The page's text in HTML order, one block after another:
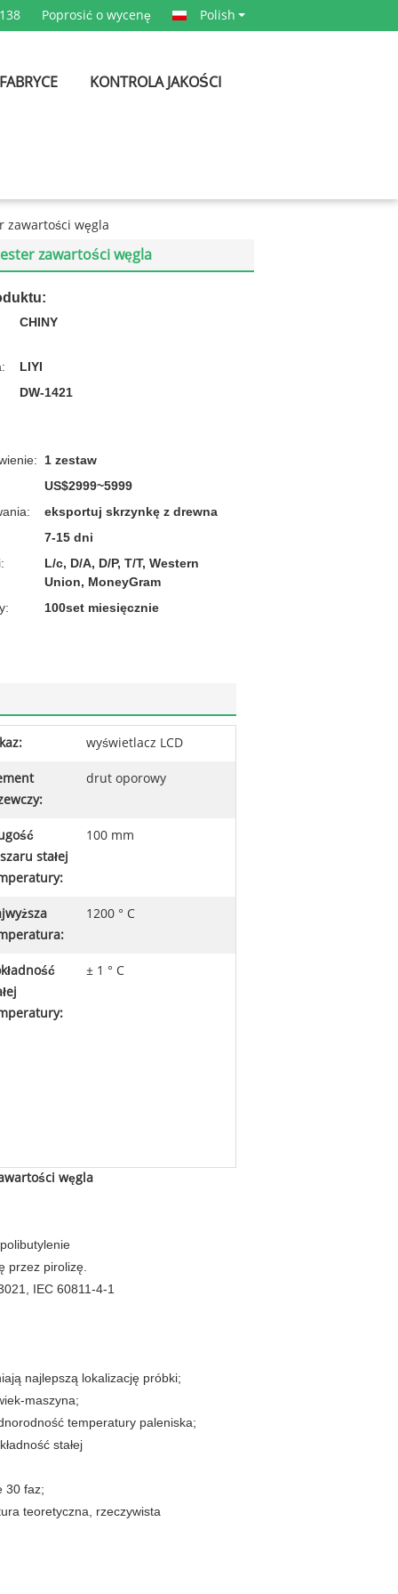
Poprosić o wycenę Polish
KONTROLA JAKOŚCI
zawartości węgla
zawartości węgla
CHINY
LIYI
DW-1421
1 zestaw
US$2999~5999
eksportuj skrzynkę z drewna
7-15 dni
L/c, D/A, D/P, T/T, Western
Union, MoneyGram
100set miesięcznie
wyświetlacz LCD
drut oporowy
stałej
100 mm
1200 ° C
± 1 ° C
węgla
polibutylenie
przez pirolizę.
IEC 60811-4-1
najlepszą lokalizację próbki;
maszyna;
temperatury paleniska;
stałej
30 faz;
teoretyczna, rzeczywista